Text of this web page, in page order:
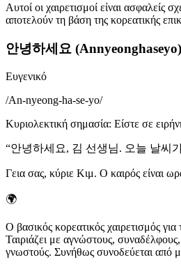
Αυτοί οι χαιρετισμοί είναι ασφαλείς
αποτελούν τη βάση της κορεατικής
안녕하세요 (Annyeonghaseyo)
Ευγενικό
/An-nyeong-ha-se-yo/
Κυριολεκτική σημασία: Είστε σε
“안녕하세요, 김 선생님. 오늘 날씨
Γεια σας, κύριε Κιμ. Ο καιρός είναι
🌍
Ο βασικός κορεατικός χαιρετισμός
Ταιριάζει με αγνώστους,
γνωστούς. Συνήθως συνοδεύεται από